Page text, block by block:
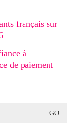
français sur
à
de paiement